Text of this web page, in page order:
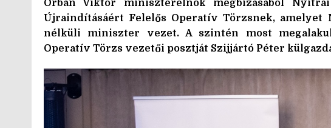
Orbán Viktor miniszterelnök megbízásából
Újraindításáért Felelős Operatív Törzsnek, amelyet
nélküli miniszter vezet. A szintén most
Operatív Törzs vezetői posztját Szijjártó Péter